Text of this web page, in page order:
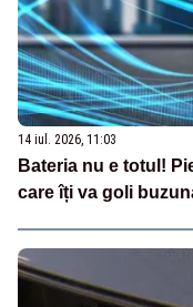
14 iul. 2026, 11:03
Bateria nu e totul!
care îți va goli